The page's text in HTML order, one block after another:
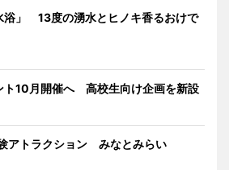
浴」 13度の湧水とヒノキ香るおけで
ト10月開催へ 高校生向け企画を新設
アトラクション みなとみらい